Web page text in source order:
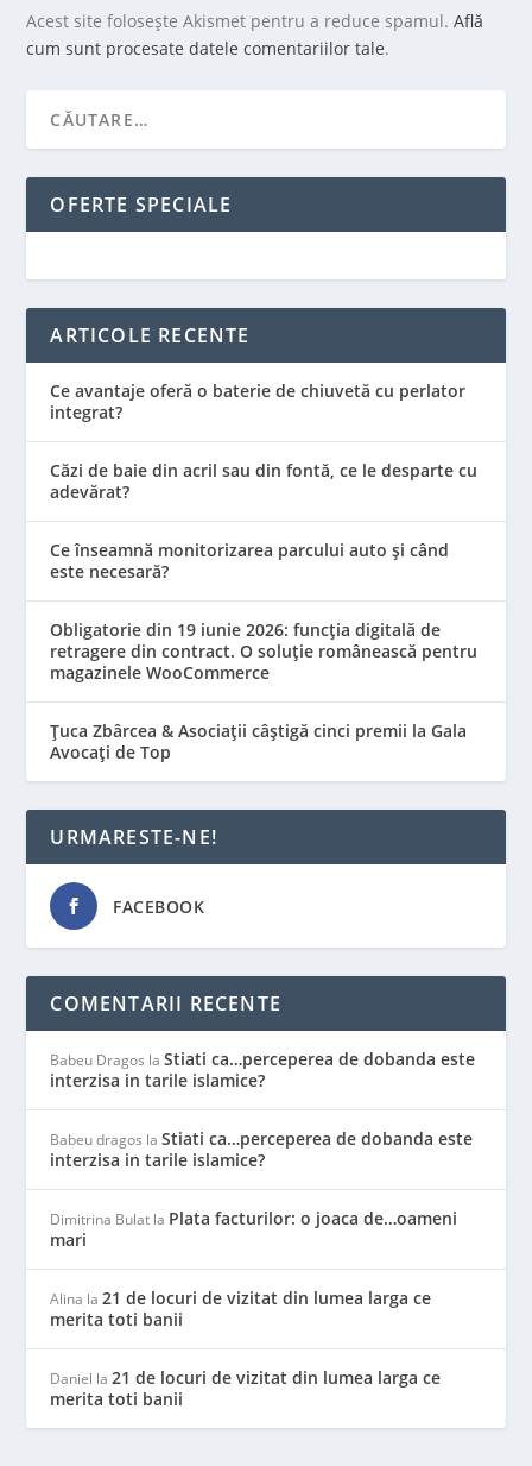
Acest site folosește Akismet pentru a reduce spamul.Află
cum sunt procesate datele comentariilor tale.
OFERTE SPECIALE
ARTICOLE RECENTE
Ce avantaje oferă o baterie de chiuvetă cu perlator
integrat?
Căzi de baie din acril sau din fontă, ce le desparte cu
adevărat?
Ce înseamnă monitorizarea parcului auto și când
este necesară?
Obligatorie din 19 iunie 2026: funcția digitală de
retragere din contract. O soluție românească pentru
magazinele WooCommerce
Țuca Zbârcea & Asociații câștigă cinci premii la Gala
Avocați de Top
URMARESTE-NE!
FACEBOOK
COMENTARII RECENTE
Babeu Dragos laStiati ca…perceperea de dobanda este
interzisa in tarile islamice?
Babeu dragos laStiati ca…perceperea de dobanda este
interzisa in tarile islamice?
Dimitrina Bulat la Plata facturilor: o joaca de…oameni
mari
Alina la21 de locuri de vizitat din lumea larga ce
merita toti banii
Daniel la21 de locuri de vizitat din lumea larga ce
merita toti banii